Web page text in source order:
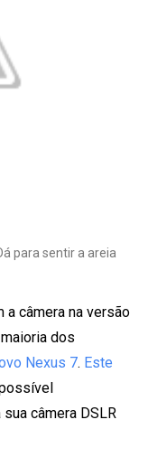
para sentir a areia
câmera na versão
dos
Nexus 7. Este
câmera DSLR